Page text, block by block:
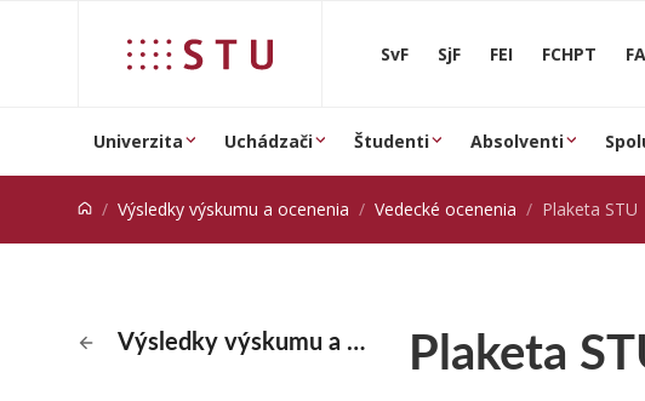
SvF SjF FEI FCHPT
Univerzita Uchádzači Študenti Absolventi
Výsledky výskumu a ocenenia Vedecké ocenenia Plaketa STU
Výsledky výskumu a ocenenia Plaketa